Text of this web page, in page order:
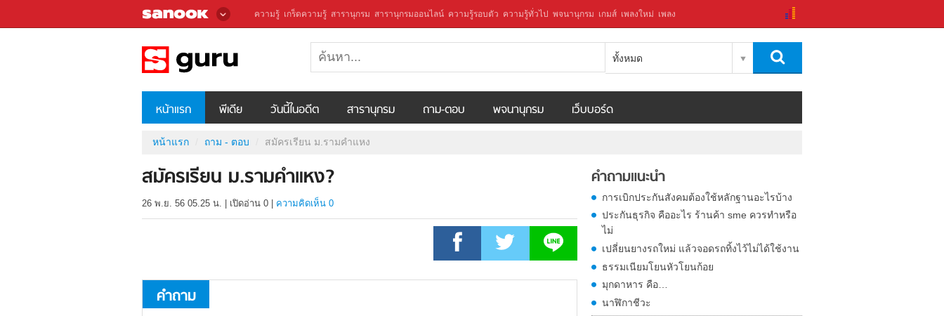
ความรู้ เกร็ดความรู้ สารานุกรม สารานุกรมออนไลน์ ความรู้รอบตัว ความรู้ทั่วไป พจนานุกรม เกมส์ เพลงใหม่ เพลง
ทั้งหมด
หน้าแรก พีเดีย วันนี้ในอดีต สารานุกรม ถาม-ตอบ พจนานุกรม เว็บบอร์ด
หน้าแรก ถาม - ตอบ สมัครเรียน ม.รามคำแหง
สมัครเรียน ม.รามคำแหง?
26 พ.ย. 56 05.25 น. เปิดอ่าน 0 ความคิดเห็น 0
คำถาม
คำถามแนะนำ
การเบิกประกันสังคมต้องใช้หลักฐานอะไรบ้าง
ประกันธุรกิจ คืออะไร ร้านค้า sme ควรทำหรือ
ไม่
เปลี่ยนยางรถใหม่ แล้วจอดรถทิ้งไว้ไม่ได้ใช้งาน
ธรรมเนียมโยนหัวโยนก้อย
มุกดาหาร คือ…
นาฬิกาชีวะ